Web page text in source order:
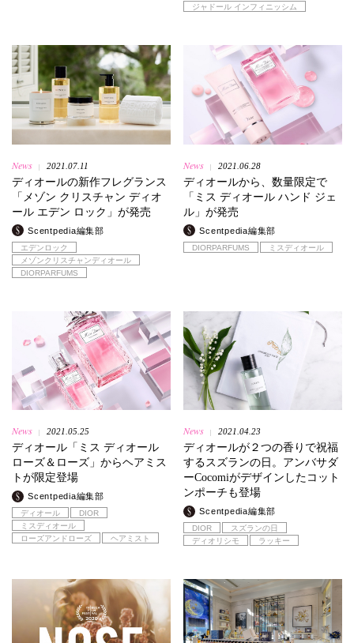
ジャドール インフィニッシム
News 2021.07.11
ディオールの新作フレグランス
「メゾン クリスチャン ディオ
ール エデン ロック」が発売
Scentpedia編集部
エデンロック
メゾンクリスチャンディオール
DIORPARFUMS
News 2021.06.28
ディオールから、数量限定で
「ミス ディオール ハンド ジェ
ル」が発売
Scentpedia編集部
DIORPARFUMS ミスディオール
News 2021.05.25
ディオール「ミス ディオール
ローズ＆ローズ」からヘアミス
トが限定登場
Scentpedia編集部
ディオール
DIOR
ミスディオール
ローズアンドローズ
ヘアミスト
News 2021.04.23
ディオールが２つの香りで祝福
するスズランの日。アンバサダ
ーCocomiがデザインしたコット
ンポーチも登場
Scentpedia編集部
DIOR
スズランの日
ディオリシモ
ラッキー